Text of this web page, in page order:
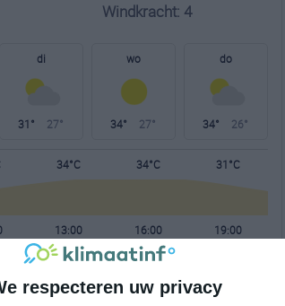
respecteren uw privacy
Windkracht: 4
di
31° 27°
wo
34° 27°
do
34° 26°
34°C 34°C 31°C
13:00 16:00 19:00